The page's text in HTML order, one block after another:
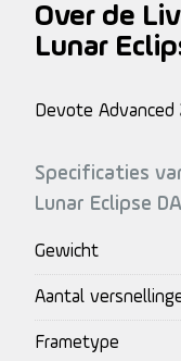
Over de
Lunar
Devote Advanced
Specificaties
Lunar Eclipse
Gewicht
Aantal
Frametype